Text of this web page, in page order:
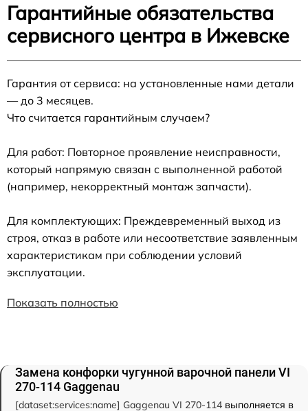
Гарантийные обязательства
сервисного центра в Ижевске
Гарантия от сервиса: на установленные нами детали
— до 3 месяцев.
Что считается гарантийным случаем?
Для работ: Повторное проявление неисправности,
который напрямую связан с выполненной работой
(например, некорректный монтаж запчасти).
Для комплектующих: Преждевременный выход из
строя, отказ в работе или несоответствие заявленным
характеристикам при соблюдении условий
эксплуатации.
Показать полностью
Замена конфорки чугунной варочной панели VI
270-114 Gaggenau
[dataset:services:name] Gaggenau VI 270-114 выполняется в